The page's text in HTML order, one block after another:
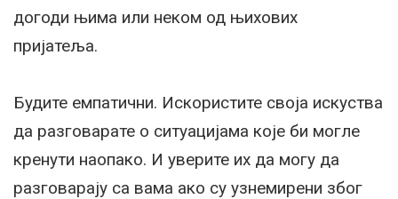
догоди њима или неком од њихових
пријатеља.
Будите емпатични. Искористите своја искуства
да разговарате о ситуацијама које би могле
кренути наопако. И уверите их да могу да
разговарају са вама ако су узнемирени због